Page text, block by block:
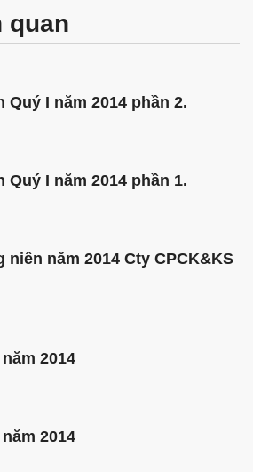
quan
Quý I năm 2014 phần 2.
Quý I năm 2014 phần 1.
năm 2014 Cty CPCK&KS
2014
2014